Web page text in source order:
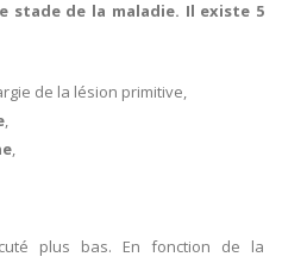
stade de la maladie. Il existe 5
de la lésion primitive,
,
,
plus bas. En fonction de la